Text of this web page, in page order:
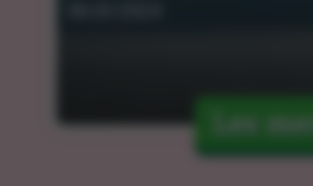
Les mer